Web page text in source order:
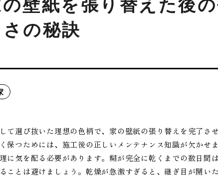
壁紙を張り替えた後
さの秘訣
て選び抜いた理想の色柄で、家の壁紙の張り替えを完了さ
保つためには、施工後の正しいメンテナンス知識が欠か
に気を配る必要があります。糊が完全に乾くまでの数日間
ことは避けましょう。乾燥が急激すぎると、継ぎ目が開